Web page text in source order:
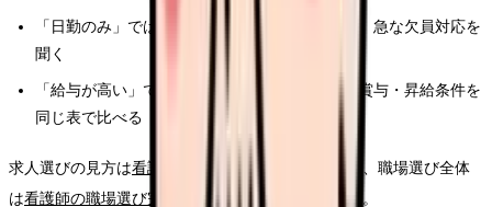
「日勤のみ」ではなく、オンコール、土日勤務、急な欠員対応を
聞く
「給与が高い」ではなく、夜勤回数・残業代・賞与・昇給条件を
同じ表で比べる
求人選びの見方は看護師の求人票チェックポイント
、職場選び全体
は看護師の職場選び完全ガイド でも整理しています。